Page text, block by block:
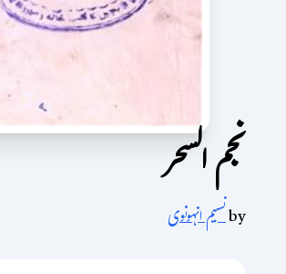
نجم السحر
byنسیم انہونوی